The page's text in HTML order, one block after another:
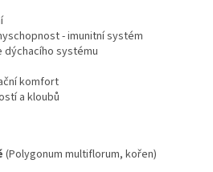
- imunitní systém
dýchacího systému
komfort
a kloubů
(Polygonum multiflorum, kořen)